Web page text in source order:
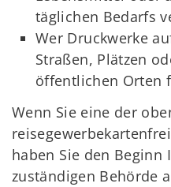
täglichen Bedarfs
Wer Druckwerke
Straßen, Plätzen
öffentlichen Orten
Wenn Sie eine der
haben Sie den Beginn
zuständigen Behörde